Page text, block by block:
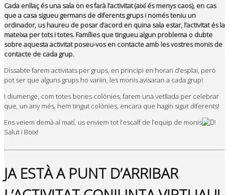
Cada enllaç és una sala on es farà l’activitat (així és menys caos), en cas
que a casa sigueu germans de diferents grups i només teniu un
ordinador, us haureu de posar d’acord en quina sala estar, l’activitat és la
mateixa per tots i totes. Famílies que tingueu algun problema o dubte
sobre aquesta activitat poseu-vos en contacte amb les vostres monis de
contacte de cada grup.
Dissabte farem activitats per grups, en principi en horari d’esplai, però
pot ser que alguns grups ho variïn, les monis avisaran a cada grup!
I diumenge, com totes bones colònies, farem una vetllada per celebrar
que, un any més, hem tingut colònies, encara que hagin sigut diferents!
Ens veiem demà al matí, us enviem tot l’escalf de l’equip de monis
!
Salut i Boix!
JA ESTÀ A PUNT D’ARRIBAR